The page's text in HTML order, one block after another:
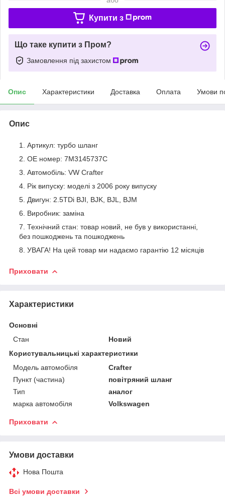
Купити з
Що таке купити з Пром?
Замовлення під захистом
Опис Характеристики Доставка Оплата Умови
Опис
Артикул: турбо шланг
OE номер: 7M3145737C
Автомобіль: VW Crafter
Рік випуску: моделі з 2006 року випуску
Двигун: 2.5TDi BJI, BJK, BJL, BJM
Виробник: заміна
Технічний стан: товар новий, не був у використанні,
без пошкоджень та пошкоджень
УВАГА! На цей товар ми надаємо гарантію 12 місяців
Приховати
Характеристики
Основні
Стан
Новий
Користувальницькі характеристики
Модель автомобіля
Crafter
Пункт (частина)
повітряний шланг
Тип
аналог
марка автомобіля
Volkswagen
Приховати
Умови доставки
Нова Пошта
Всі умови доставки